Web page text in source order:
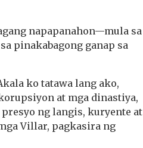
napapanahon—mula sa
pinakabagong ganap sa
ko tatawa lang ako,
at mga dinastiya,
presyo ng langis, kuryente at
Villar, pagkasira ng